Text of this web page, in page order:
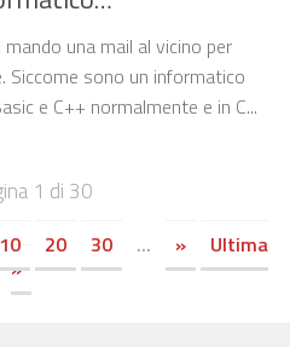
una mail al vicino per
Siccome sono un informatico
e C++ normalmente e in C...
1 di 30
10 20 30 ... »
Ultima
»